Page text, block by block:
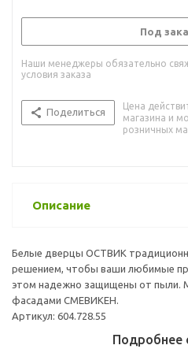
Под
Наши менеджеры обязательно
условия заказа
Поделиться
Цена
магазина и
розничных
Описание
Белые дверцы ОСТВИК
решением, чтобы ваши любимые
этом надежно защищены от пыли.
фасадами СМЕВИКЕН.
Артикул: 604.728.55
Подробнее